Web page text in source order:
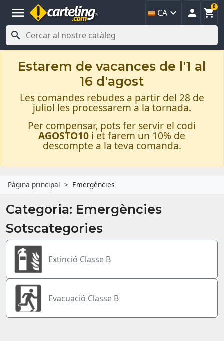
menu CA   
0

Estarem de vacances de l'1 al
16 d'agost
Les comandes rebudes a partir del 28 de
juliol les processarem a la tornada.
Per compensar, pots fer servir el codi
AGOSTO10 i et farem un 10% de
descompte a la teva comanda.
Pàgina principal Emergències
Categoria: Emergències
Sotscategories
Extinció Classe B
Evacuació Classe B